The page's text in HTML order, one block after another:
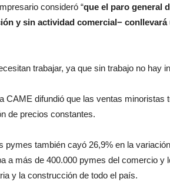
consideró “que el paro general
y sin actividad comercial−
trabajar, ya que sin trabajo no hay
CAME difundió que las ventas minoristas
de precios constantes.
pymes también cayó 26,9% en la
a más de 400.000 pymes del comercio
y la construcción de todo el país.